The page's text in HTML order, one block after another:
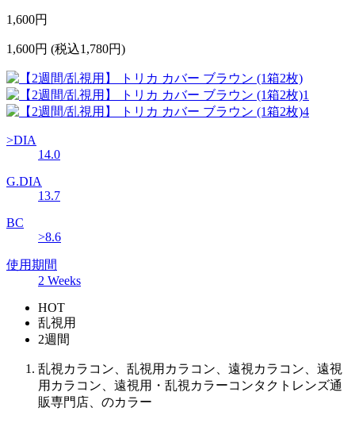
1,600円
1,600円 (税込1,780円)
>DIA
14.0
G.DIA
13.7
BC
>8.6
使用期間
2 Weeks
HOT
乱視用
2週間
乱視カラコン、乱視用カラコン、遠視カラコン、遠視
用カラコン、遠視用・乱視カラーコンタクトレンズ通
販専門店、のカラー